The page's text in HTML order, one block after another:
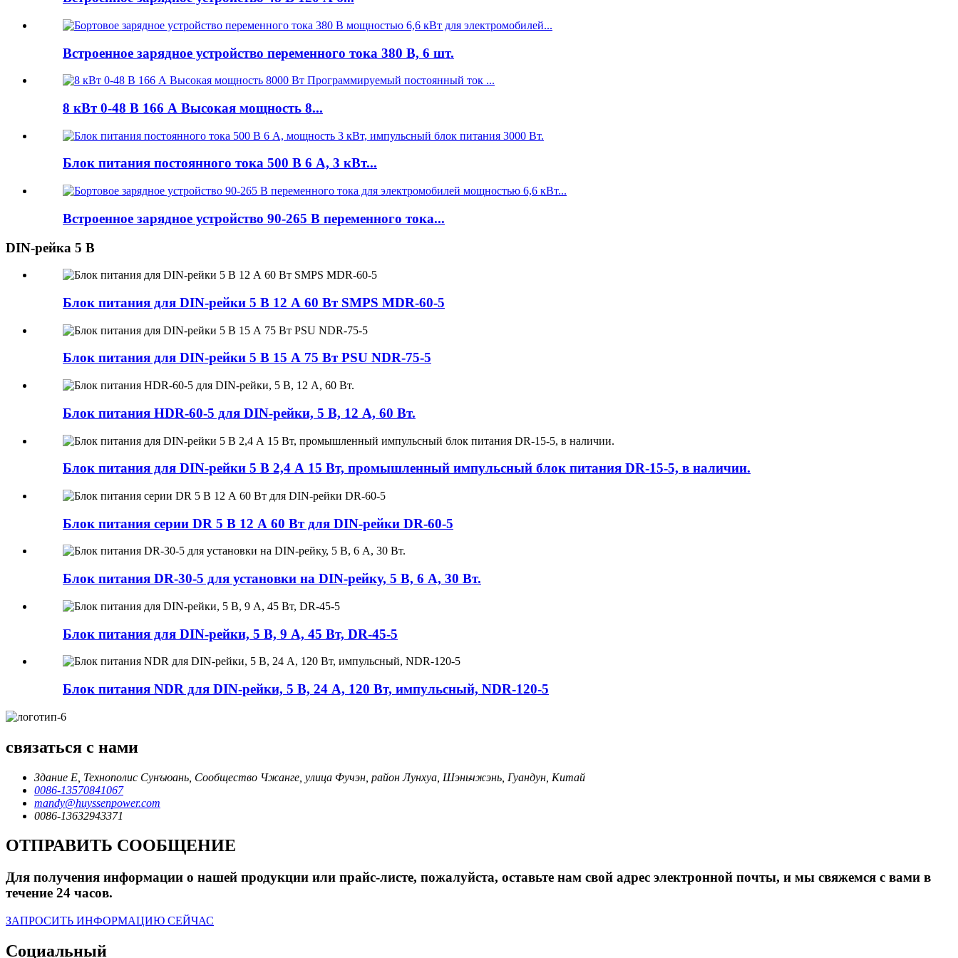
Встроенное зарядное устройство переменного тока 380 В, 6 шт.
8 кВт 0-48 В 166 А Высокая мощность 8...
Блок питания постоянного тока 500 В 6 А, 3 кВт...
Встроенное зарядное устройство 90-265 В переменного тока...
DIN-рейка 5 В
Блок питания для DIN-рейки 5 В 12 А 60 Вт SMPS MDR-60-5
Блок питания для DIN-рейки 5 В 15 А 75 Вт PSU NDR-75-5
Блок питания HDR-60-5 для DIN-рейки, 5 В, 12 А, 60 Вт.
Блок питания для DIN-рейки 5 В 2,4 А 15 Вт, промышленный импульсный блок питания DR-15-5, в наличии.
Блок питания серии DR 5 В 12 А 60 Вт для DIN-рейки DR-60-5
Блок питания DR-30-5 для установки на DIN-рейку, 5 В, 6 А, 30 Вт.
Блок питания для DIN-рейки, 5 В, 9 А, 45 Вт, DR-45-5
Блок питания NDR для DIN-рейки, 5 В, 24 А, 120 Вт, импульсный, NDR-120-5
связаться с нами
Здание E, Технополис Сунъюань, Сообщество Чжанге, улица Фучэн, район Лунхуа, Шэньчжэнь, Гуандун, Китай
0086-13570841067
mandy@huyssenpower.com
0086-13632943371
ОТПРАВИТЬ СООБЩЕНИЕ
Для получения информации о нашей продукции или прайс-листе, пожалуйста, оставьте нам свой адрес электронной почты, и мы свяжемся с вами в
течение 24 часов.
ЗАПРОСИТЬ ИНФОРМАЦИЮ СЕЙЧАС
Социальный